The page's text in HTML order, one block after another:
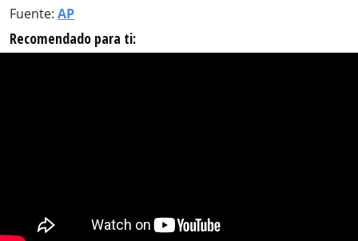
Fuente: AP
Recomendado para ti: